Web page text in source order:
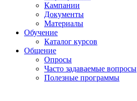
Кампании
Документы
Материалы
Обучение
Каталог курсов
Общение
Опросы
Часто задаваемые вопросы
Полезные программы